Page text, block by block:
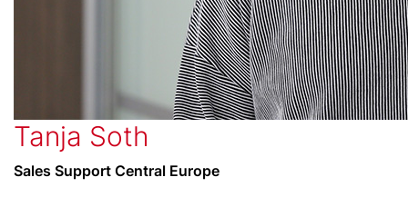
Tanja Soth
Sales Support Central Europe